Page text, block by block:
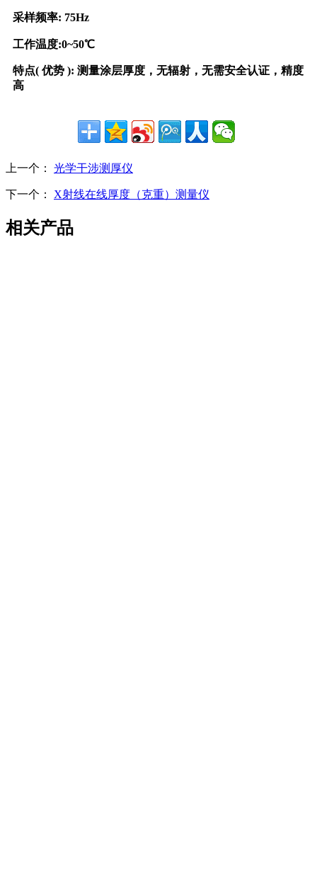
采样频率: 75Hz
工作温度:0~50℃
特点( 优势 ): 测量涂层厚度，无辐射，无需安全认证，精度
高
上一个： 光学干涉测厚仪
下一个： X射线在线厚度（克重）测量仪
相关产品